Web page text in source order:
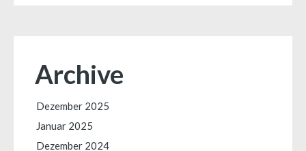
Archive
Dezember 2025
Januar 2025
Dezember 2024